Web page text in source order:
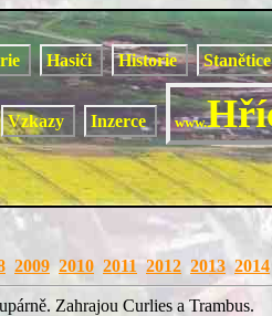
Hasiči Historie Stanětice
Vzkazy Inzerce www.
2009 2010 2011 2012 2013 2014
Zahrajou Curlies a Trambus.